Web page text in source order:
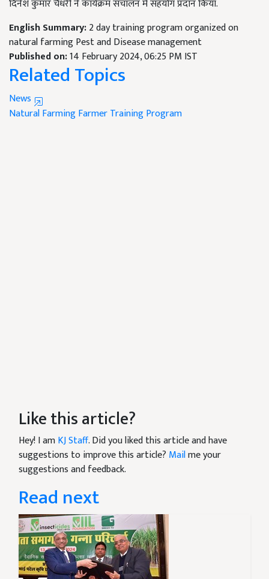
English Summary:
natural farming Pest and Disease management
Published on:14 February 2024, 06:25 PM IST
Related Topics
News
Natural Farming
Like this article?
Hey! I amKJ Staff. Did you liked this article and have
suggestions to improve this article?Mailme your
suggestions and feedback.
Read next